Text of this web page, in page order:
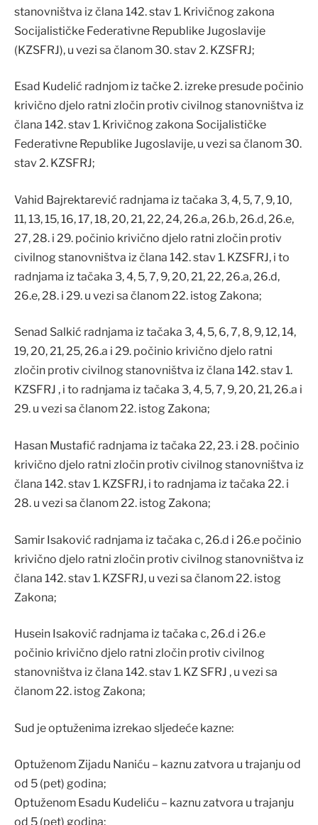
stanovništva iz člana 142. stav 1. Krivičnog zakona
Socijalističke Federativne Republike Jugoslavije
(KZSFRJ), u vezi sa članom 30. stav 2. KZSFRJ;
Esad Kudelić radnjom iz tačke 2. izreke presude počinio
krivično djelo ratni zločin protiv civilnog stanovništva iz
člana 142. stav 1. Krivičnog zakona Socijalističke
Federativne Republike Jugoslavije, u vezi sa članom 30.
stav 2. KZSFRJ;
Vahid Bajrektarević radnjama iz tačaka 3, 4, 5, 7, 9, 10,
11, 13, 15, 16, 17, 18, 20, 21, 22, 24, 26.a, 26.b, 26.d, 26.e,
27, 28. i 29. počinio krivično djelo ratni zločin protiv
civilnog stanovništva iz člana 142. stav 1. KZSFRJ, i to
radnjama iz tačaka 3, 4, 5, 7, 9, 20, 21, 22, 26.a, 26.d,
26.e, 28. i 29. u vezi sa članom 22. istog Zakona;
Senad Salkić radnjama iz tačaka 3, 4, 5, 6, 7, 8, 9, 12, 14,
19, 20, 21, 25, 26.a i 29. počinio krivično djelo ratni
zločin protiv civilnog stanovništva iz člana 142. stav 1.
KZSFRJ , i to radnjama iz tačaka 3, 4, 5, 7, 9, 20, 21, 26.a i
29. u vezi sa članom 22. istog Zakona;
Hasan Mustafić radnjama iz tačaka 22, 23. i 28. počinio
krivično djelo ratni zločin protiv civilnog stanovništva iz
člana 142. stav 1. KZSFRJ, i to radnjama iz tačaka 22. i
28. u vezi sa članom 22. istog Zakona;
Samir Isaković radnjama iz tačaka c, 26.d i 26.e počinio
krivično djelo ratni zločin protiv civilnog stanovništva iz
člana 142. stav 1. KZSFRJ, u vezi sa članom 22. istog
Zakona;
Husein Isaković radnjama iz tačaka c, 26.d i 26.e
počinio krivično djelo ratni zločin protiv civilnog
stanovništva iz člana 142. stav 1. KZ SFRJ , u vezi sa
članom 22. istog Zakona;
Sud je optuženima izrekao sljedeće kazne:
Optuženom Zijadu Naniću – kaznu zatvora u trajanju od
od 5 (pet) godina;
Optuženom Esadu Kudeliću – kaznu zatvora u trajanju
od 5 (pet) godina;